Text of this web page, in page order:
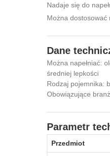
Nadaje się do
Można dostosować
Dane
Można napełniać:
średniej lepkości
Rodzaj pojemnika:
Obowiązujące
Parametr
Przedmiot